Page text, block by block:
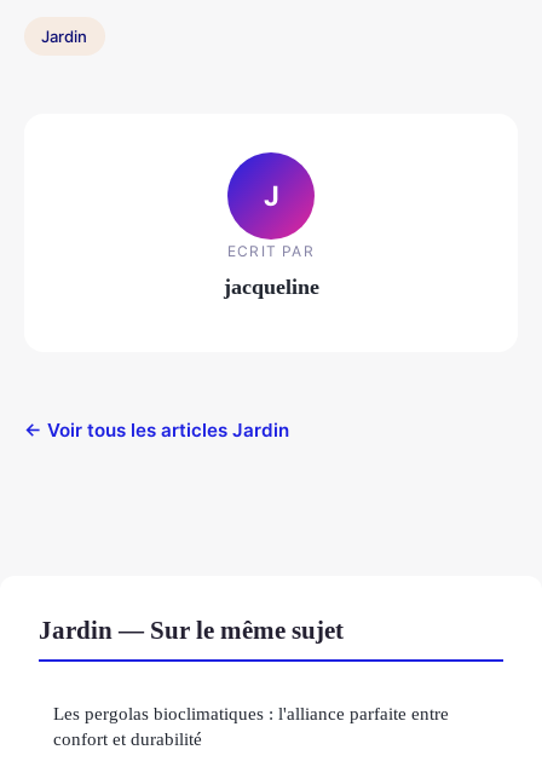
Jardin
J
ECRIT PAR
jacqueline
← Voir tous les articles Jardin
Jardin — Sur le même sujet
Les pergolas bioclimatiques : l'alliance parfaite entre
confort et durabilité